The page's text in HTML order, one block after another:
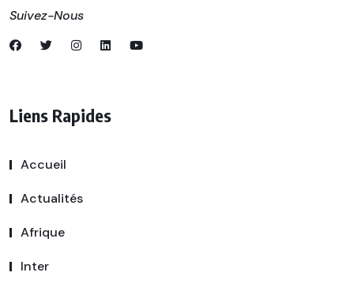
Suivez-Nous
Liens Rapides
Accueil
Actualités
Afrique
Inter